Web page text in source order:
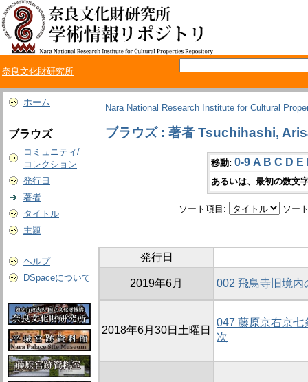
奈良文化財研究所
ホーム
ブラウズ
コミュニティ/
コレクション
発行日
著者
タイトル
主題
ヘルプ
DSpaceについて
Nara National Research Institute for Cultural
ブラウズ : 著者 Tsuchihashi,
移動: 0-9 A B C D E
あるいは、最初の数文
ソート項目: ソー
発行日
2019年6月 002 飛鳥寺旧境内
2018年6月30日土曜日
047 藤原京右京七
次